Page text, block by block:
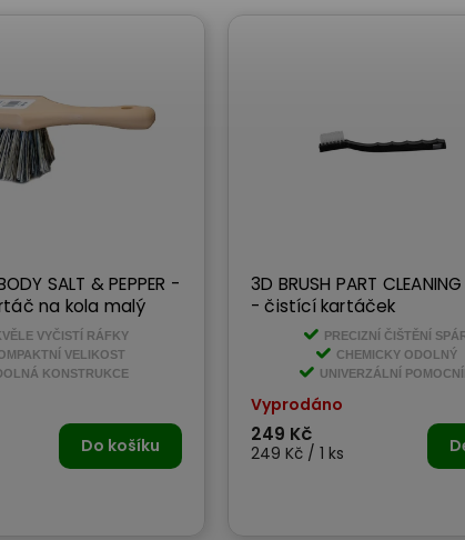
SALT & PEPPER -
na kola malý
VYČISTÍ RÁFKY
VELIKOST
KONSTRUKCE
Do košíku
3D BRUSH PART
- čistící kartáček
PRECIZNÍ ČIŠTĚNÍ
CHEMICKY ODOLNÝ
UNIVERZÁLNÍ
Vyprodáno
249 Kč
249 Kč / 1 ks